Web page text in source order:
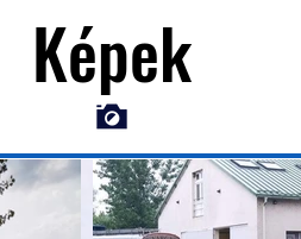
Képek